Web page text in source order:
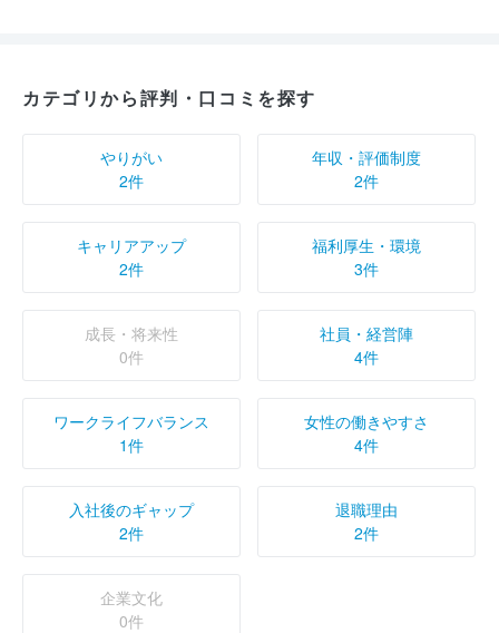
カテゴリから評判・口コミを探す
やりがい
2件
年収・評価制度
2件
キャリアアップ
2件
福利厚生・環境
3件
成長・将来性
0件
社員・経営陣
4件
ワークライフバランス
1件
女性の働きやすさ
4件
入社後のギャップ
2件
退職理由
2件
企業文化
0件